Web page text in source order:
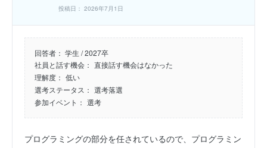
投稿日： 2026年7月1日
回答者： 学生 / 2027卒
社員と話す機会： 直接話す機会はなかった
理解度： 低い
選考ステータス： 選考落選
参加イベント： 選考
プログラミングの部分を任されているので、プログラミン